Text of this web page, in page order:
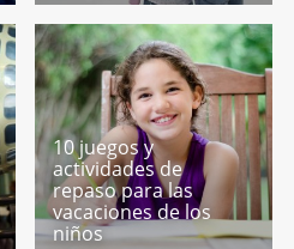
10 juegos y
actividades de
repaso para las
vacaciones de los
niños